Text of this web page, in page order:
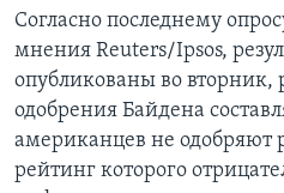
Согласно последнему
мнения Reuters/Ipsos,
опубликованы во вторник,
одобрения Байдена
американцев не одобряют
рейтинг которого